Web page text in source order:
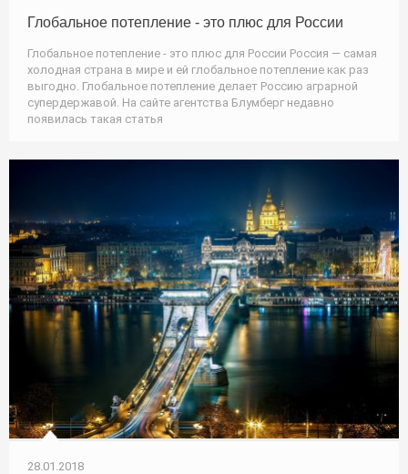
Глобальное потепление - это плюс для России
Глобальное потепление - это плюс для России Россия — самая
холодная страна в мире и ей глобальное потепление как раз
выгодно. Глобальное потепление делает Россию аграрной
супердержавой. На сайте агентства Блумберг недавно
появилась такая статья
28.01.2018